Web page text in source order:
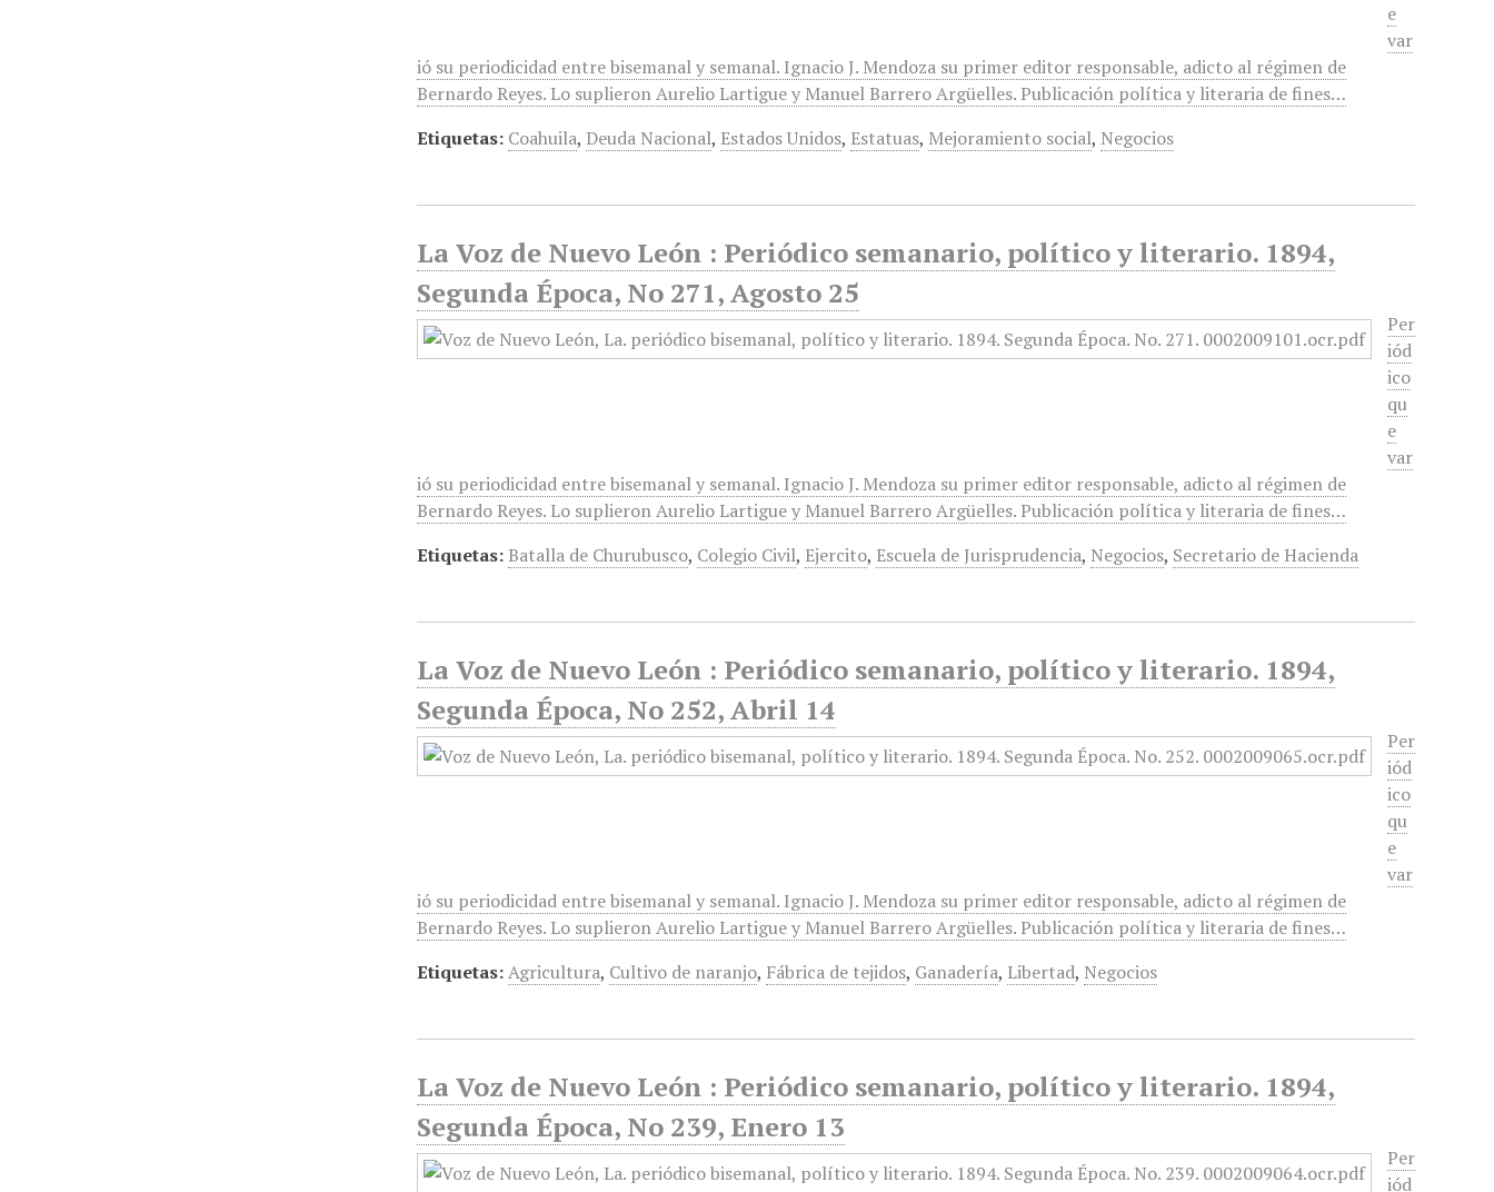
e
var
ió su periodicidad entre bisemanal y semanal. Ignacio J. Mendoza su primer editor responsable, adicto al régimen de
Bernardo Reyes. Lo suplieron Aurelio Lartigue y Manuel Barrero Argüelles. Publicación política y literaria de fines…
Etiquetas: Coahuila, Deuda Nacional, Estados Unidos, Estatuas, Mejoramiento social, Negocios
La Voz de Nuevo León : Periódico semanario, político y literario. 1894,
Segunda Época, No 271, Agosto 25
Per
iód
ico
qu
e
var
ió su periodicidad entre bisemanal y semanal. Ignacio J. Mendoza su primer editor responsable, adicto al régimen de
Bernardo Reyes. Lo suplieron Aurelio Lartigue y Manuel Barrero Argüelles. Publicación política y literaria de fines…
Etiquetas: Batalla de Churubusco, Colegio Civil, Ejercito, Escuela de Jurisprudencia, Negocios, Secretario de Hacienda
La Voz de Nuevo León : Periódico semanario, político y literario. 1894,
Segunda Época, No 252, Abril 14
Per
iód
ico
qu
e
var
ió su periodicidad entre bisemanal y semanal. Ignacio J. Mendoza su primer editor responsable, adicto al régimen de
Bernardo Reyes. Lo suplieron Aurelio Lartigue y Manuel Barrero Argüelles. Publicación política y literaria de fines…
Etiquetas:Agricultura, Cultivo de naranjo, Fábrica de tejidos, Ganadería, Libertad, Negocios
La Voz de Nuevo León : Periódico semanario, político y literario. 1894,
Segunda Época, No 239, Enero 13
Per
iód